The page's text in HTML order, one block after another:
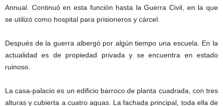
Annual. Continuó en esta función hasta la Guerra Civil, en la que
se utilizó como hospital para prisioneros y cárcel.
Después de la guerra albergó por algún tiempo una escuela. En la
actualidad es de propiedad privada y se encuentra en estado
ruinoso.
La casa-palacio es un edificio barroco de planta cuadrada, con tres
alturas y cubierta a cuatro aguas. La fachada principal, toda ella de